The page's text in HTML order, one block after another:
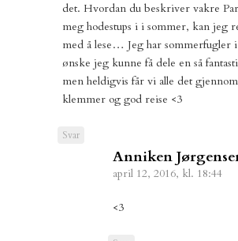
det. Hvordan du beskriver vakre
meg hodestups i i sommer, kan jeg
med å lese… Jeg har sommerfugler
ønske jeg kunne få dele en så
men heldigvis får vi alle det
klemmer og god reise <3
Svar
Anniken
april 12, 2016, kl. 18:44
<3